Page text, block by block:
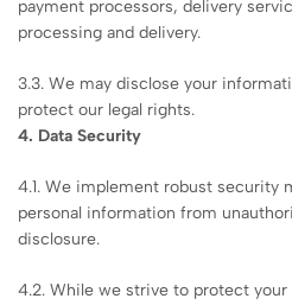
payment processors, delivery
processing and delivery.
3.3. We may disclose your
protect our legal rights.
4. Data Security
4.1. We implement robust security
personal information from
disclosure.
4.2. While we strive to protect